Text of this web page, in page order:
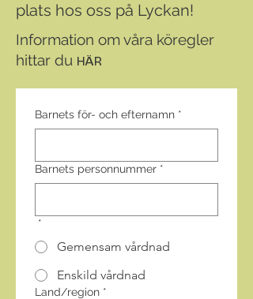
plats hos oss på Lyckan!
Information om våra köregler
hittar du HÄR
Barnets för- och efternamn *
Barnets personnummer *
*
Gemensam vårdnad
Enskild vårdnad
Adress med flera rader
Land/region *